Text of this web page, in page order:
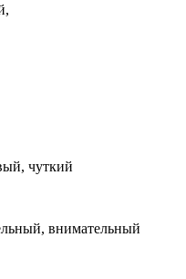
чуткий
внимательный